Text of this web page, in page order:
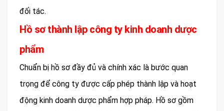
đối tác.
Hồ sơ thành lập công ty kinh doanh dược
phẩm
Chuẩn bị hồ sơ đầy đủ và chính xác là bước quan
trọng để công ty được cấp phép thành lập và hoạt
động kinh doanh dược phẩm hợp pháp. Hồ sơ gồm